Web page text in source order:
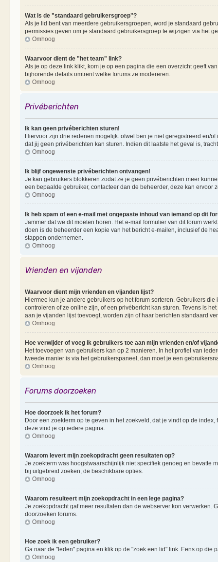
Wat is de "standaard gebruikersgroep"?
Als je lid bent van meerdere gebruikersgroepen, word je standaard
permissies geven om je standaard gebruikersgroep te wijzigen via het
Omhoog
Waarvoor dient de "het team" link?
Als je op deze link klikt, kom je op een pagina die een overzicht geeft
bijhorende details omtrent welke forums ze modereren.
Omhoog
Privéberichten
Ik kan geen privéberichten sturen!
Hiervoor zijn drie redenen mogelijk: ofwel ben je niet geregistreerd en/
dat jij geen privéberichten kan sturen. Indien dit laatste het geval is,
Omhoog
Ik blijf ongewenste privéberichten ontvangen!
Je kan gebruikers blokkeren zodat ze je geen privéberichten meer
een bepaalde gebruiker, contacteer dan de beheerder, deze kan ervoor
Omhoog
Ik heb spam of een e-mail met ongepaste inhoud van iemand op dit
Jammer dat we dit moeten horen. Het e-mail formulier van dit forum
doen is de beheerder een kopie van het bericht e-mailen, inclusief de
stappen ondernemen.
Omhoog
Vrienden en vijanden
Waarvoor dient mijn vrienden en vijanden lijst?
Hiermee kun je andere gebruikers op het forum sorteren. Gebruikers
controleren of ze online zijn, of een privébericht kan sturen. Tevens is
aan je vijanden lijst toevoegt, worden zijn of haar berichten standaard
Omhoog
Hoe verwijder of voeg ik gebruikers toe aan mijn vrienden en/of
Het toevoegen van gebruikers kan op 2 manieren. In het profiel van
tweede manier is via het gebruikerspaneel, dan moet je een
Omhoog
Forums doorzoeken
Hoe doorzoek ik het forum?
Door een zoekterm op te geven in het zoekveld, dat je vindt op de
deze vind je op iedere pagina.
Omhoog
Waarom levert mijn zoekopdracht geen resultaten op?
Je zoekterm was hoogstwaarschijnlijk niet specifiek genoeg en bevatte
bij uitgebreid zoeken, de beschikbare opties.
Omhoog
Waarom resulteert mijn zoekopdracht in een lege pagina?
Je zoekopdracht gaf meer resultaten dan de webserver kon verwerken.
doorzoeken forums.
Omhoog
Hoe zoek ik een gebruiker?
Ga naar de "leden" pagina en klik op de "zoek een lid" link. Eens op die
Omhoog